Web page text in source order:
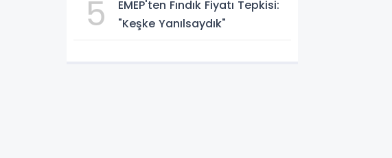
5
EMEP'ten Fındık Fiyatı Tepkisi:
"Keşke Yanılsaydık"